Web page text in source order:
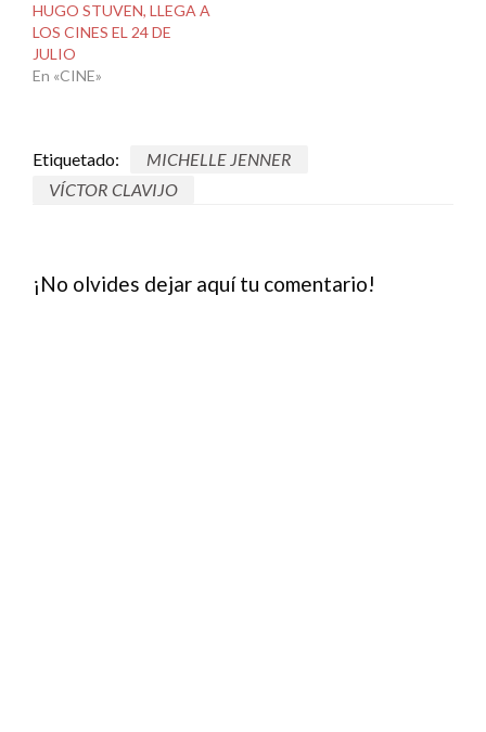
HUGO STUVEN, LLEGA A
LOS CINES EL 24 DE
JULIO
En «CINE»
Etiquetado:
MICHELLE JENNER
VÍCTOR CLAVIJO
¡No olvides dejar aquí tu comentario!